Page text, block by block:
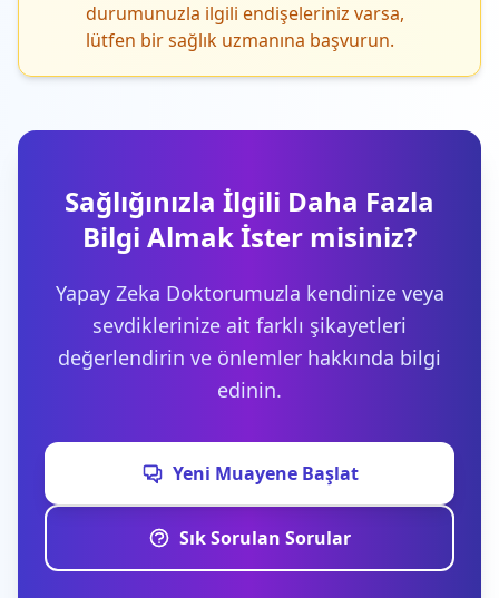
durumunuzla ilgili endişeleriniz varsa,
lütfen bir sağlık uzmanına başvurun.
Sağlığınızla İlgili Daha Fazla
Bilgi Almak İster misiniz?
Yapay Zeka Doktorumuzla kendinize veya
sevdiklerinize ait farklı şikayetleri
değerlendirin ve önlemler hakkında bilgi
edinin.
Yeni Muayene Başlat
Sık Sorulan Sorular